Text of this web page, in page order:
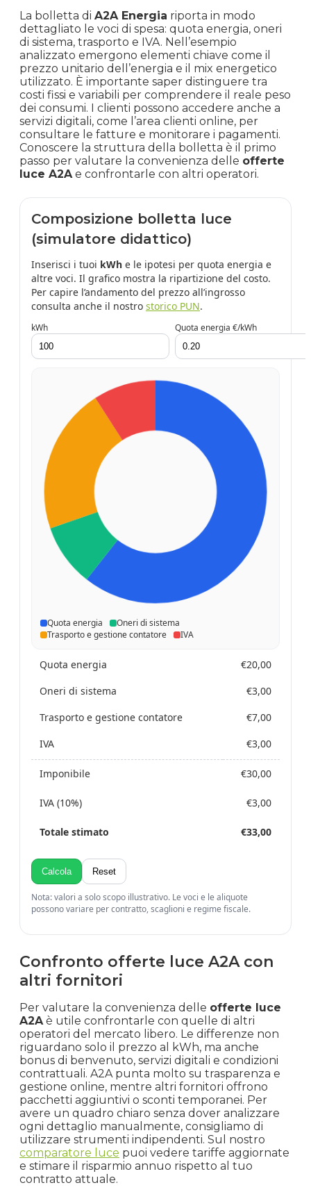
La bolletta di A2A Energia riporta in modo
dettagliato le voci di spesa: quota energia, oneri
di sistema, trasporto e IVA. Nell’esempio
analizzato emergono elementi chiave come il
prezzo unitario dell’energia e il mix energetico
utilizzato. È importante saper distinguere tra
costi fissi e variabili per comprendere il reale peso
dei consumi. I clienti possono accedere anche a
servizi digitali, come l’area clienti online, per
consultare le fatture e monitorare i pagamenti.
Conoscere la struttura della bolletta è il primo
passo per valutare la convenienza delle offerte
luce A2Ae confrontarle con altri operatori.
Composizione bolletta luce
(simulatore didattico)
Inserisci i tuoi kWh e le ipotesi per quota energia e
altre voci. Il grafico mostra la ripartizione del costo.
Per capire l’andamento del prezzo all’ingrosso
consulta anche il nostro storico PUN.
kWh Quota energia €/kWh
Quota energia
Oneri di sistema
Trasporto e gestione contatore
IVA
Quota energia
€20,00
Oneri di sistema
€3,00
Trasporto e gestione contatore
€7,00
IVA
€3,00
Imponibile €30,00
IVA (10%) €3,00
Totale stimato €33,00
Calcola Reset
Nota: valori a solo scopo illustrativo. Le voci e le aliquote
possono variare per contratto, scaglioni e regime fiscale.
Confronto offerte luce A2A con
altri fornitori
Per valutare la convenienza delle offerte luce
A2Aè utile confrontarle con quelle di altri
operatori del mercato libero. Le differenze non
riguardano solo il prezzo al kWh, ma anche
bonus di benvenuto, servizi digitali e condizioni
contrattuali. A2A punta molto su trasparenza e
gestione online, mentre altri fornitori offrono
pacchetti aggiuntivi o sconti temporanei. Per
avere un quadro chiaro senza dover analizzare
ogni dettaglio manualmente, consigliamo di
utilizzare strumenti indipendenti. Sul nostro
comparatore luce puoi vedere tariffe aggiornate
e stimare il risparmio annuo rispetto al tuo
contratto attuale.